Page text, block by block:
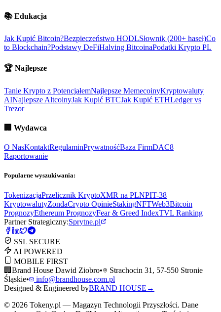
📚 Edukacja
Jak Kupić Bitcoin?Bezpieczeństwo HODLSłownik (200+ haseł)Co
to Blockchain?Podstawy DeFiHalving BitcoinaPodatki Krypto PL
🏆 Najlepsze
Tanie Krypto z PotencjałemNajlepsze MemecoinyKryptowaluty
AINajlepsze AltcoinyJak Kupić BTCJak Kupić ETHLedger vs
Trezor
🏢 Wydawca
O NasKontaktRegulaminPrywatnośćBaza FirmDAC8
Raportowanie
Popularne wyszukiwania:
TokenizacjaPrzelicznik KryptoXMR na PLNPIT-38
KryptowalutyZondaCrypto OpinieStakingNFTWeb3Bitcoin
PrognozyEthereum PrognozyFear & Greed IndexTVL Ranking
Partner Strategiczny:Sprytne.pl
SSL SECURE
AI POWERED
MOBILE FIRST
🏢 Brand House Dawid Ziobro•
Strachocin 31, 57-550 Stronie
Śląskie•
info@brandhouse.com.pl
Designed & Engineered byBRAND HOUSE →
© 2026 Tokeny.pl — Magazyn Technologii Przyszłości. Dane